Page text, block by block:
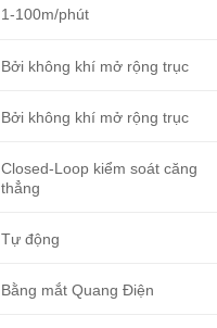
1-100m/phút
Bởi không khí mở rộng trục
Bởi không khí mở rộng trục
Closed-Loop kiểm soát căng
thẳng
Tự động
Bằng mắt Quang Điện